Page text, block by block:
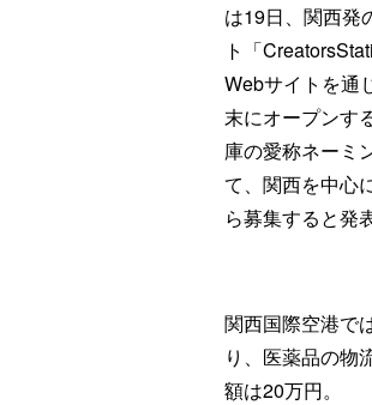
は19日、関西発
ト「
Webサイトを通
末にオープンす
庫の愛称ネーミ
て、関西を中心
ら募集すると発
関西国際空港で
り、医薬品の物
額は20万円。